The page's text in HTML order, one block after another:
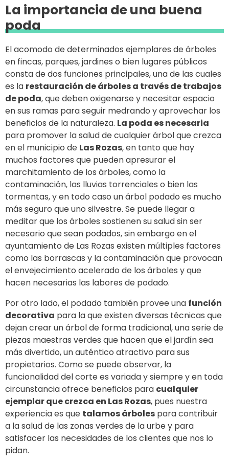
La importancia de una buena
poda
El acomodo de determinados ejemplares de árboles
en fincas, parques, jardines o bien lugares públicos
consta de dos funciones principales, una de las cuales
es la restauración de árboles a través de trabajos
de poda, que deben oxigenarse y necesitar espacio
en sus ramas para seguir medrando y aprovechar los
beneficios de la naturaleza. La poda es necesaria
para promover la salud de cualquier árbol que crezca
en el municipio de Las Rozas, en tanto que hay
muchos factores que pueden apresurar el
marchitamiento de los árboles, como la
contaminación, las lluvias torrenciales o bien las
tormentas, y en todo caso un árbol podado es mucho
más seguro que uno silvestre. Se puede llegar a
meditar que los árboles sostienen su salud sin ser
necesario que sean podados, sin embargo en el
ayuntamiento de Las Rozas existen múltiples factores
como las borrascas y la contaminación que provocan
el envejecimiento acelerado de los árboles y que
hacen necesarias las labores de podado.
Por otro lado, el podado también provee una función
decorativa para la que existen diversas técnicas que
dejan crear un árbol de forma tradicional, una serie de
piezas maestras verdes que hacen que el jardín sea
más divertido, un auténtico atractivo para sus
propietarios. Como se puede observar, la
funcionalidad del corte es variada y siempre y en toda
circunstancia ofrece beneficios para cualquier
ejemplar que crezca en Las Rozas, pues nuestra
experiencia es que talamos árboles para contribuir
a la salud de las zonas verdes de la urbe y para
satisfacer las necesidades de los clientes que nos lo
pidan.